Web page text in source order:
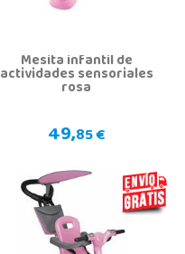
Mesita infantil de
actividades sensoriales
rosa
49,85 €